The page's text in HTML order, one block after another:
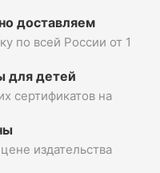
доставляем
по всей России от 1
для детей
сертификатов на
издательства